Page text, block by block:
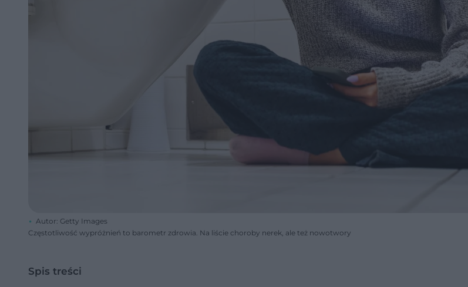
Autor: Getty Images
Częstotliwość wypróżnień to barometr zdrowia. Na liście choroby nerek, ale też nowotwory
Spis treści